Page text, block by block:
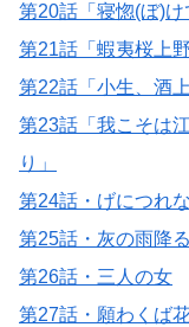
第20話「寝惚(ぼ)け
第21話「蝦夷桜上
第22話「小生、酒
第23話「我こそは
り」
第24話・げにつれ
第25話・灰の雨降
第26話・三人の女
第27話・願わくば